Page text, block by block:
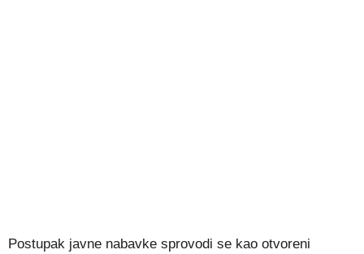
Postupak javne nabavke sprovodi se kao otvoreni